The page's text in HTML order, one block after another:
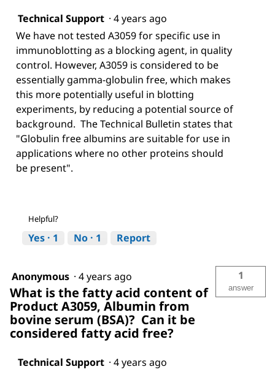
Technical Support · 4 years ago
We have not tested A3059 for specific use in
immunoblotting as a blocking agent, in quality
control. However, A3059 is considered to be
essentially gamma-globulin free, which makes
this more potentially useful in blotting
experiments, by reducing a potential source of
background. The Technical Bulletin states that
"Globulin free albumins are suitable for use in
applications where no other proteins should
be present".
Helpful?
Yes · 1 No · 1 Report
Anonymous · 4 years ago
What is the fatty acid content of
Product A3059, Albumin from
bovine serum (BSA)? Can it be
considered fatty acid free?
1
answer
Technical Support · 4 years ago